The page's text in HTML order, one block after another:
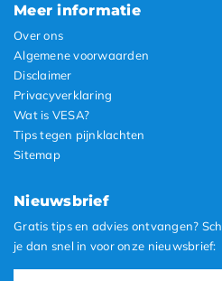
Meer informatie
Over ons
Algemene voorwaarden
Disclaimer
Privacyverklaring
Wat is VESA?
Tips tegen pijnklachten
Sitemap
Nieuwsbrief
Gratis tips en advies ontvangen?
je dan snel in voor onze nieuwsbrief: